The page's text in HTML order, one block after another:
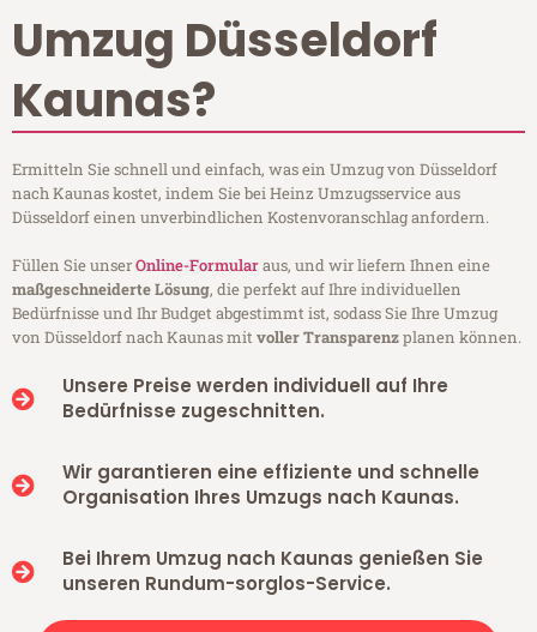
Umzug Düsseldorf
Kaunas?
Ermitteln Sie schnell und einfach, was ein Umzug von Düsseldorf
nach Kaunas kostet, indem Sie bei Heinz Umzugsservice aus
Düsseldorf einen unverbindlichen Kostenvoranschlag anfordern.
Füllen Sie unserOnline-Formularaus, und wir liefern Ihnen eine
maßgeschneiderte Lösung, die perfekt auf Ihre individuellen
Bedürfnisse und Ihr Budget abgestimmt ist, sodass Sie Ihre Umzug
von Düsseldorf nach Kaunas mitvoller Transparenzplanen können.
Unsere Preise werden individuell auf Ihre
Bedürfnisse zugeschnitten.
Wir garantieren eine effiziente und schnelle
Organisation Ihres Umzugs nach Kaunas.
Bei Ihrem Umzug nach Kaunas genießen Sie
unseren Rundum-sorglos-Service.